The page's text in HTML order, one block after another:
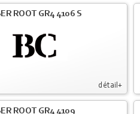
détail+
ROOT GR4 4106 S
ROOT GR4 4109